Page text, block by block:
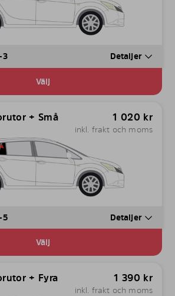
3 Detaljer
Välj
+ Små
1 020 kr
inkl. frakt och moms
5 Detaljer
Välj
+ Fyra
1 390 kr
inkl. frakt och moms